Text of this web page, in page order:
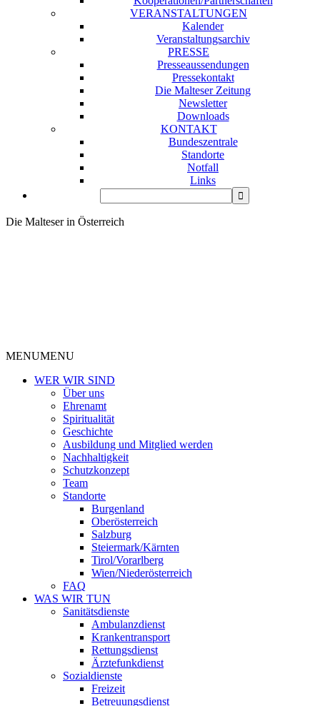
VERANSTALTUNGEN
Kalender
Veranstaltungsarchiv
PRESSE
Presseaussendungen
Pressekontakt
Die Malteser Zeitung
Newsletter
Downloads
KONTAKT
Bundeszentrale
Standorte
Notfall
Links
Die Malteser in Österreich
MENUMENU
WER WIR SIND
Über uns
Ehrenamt
Spiritualität
Geschichte
Ausbildung und Mitglied werden
Nachhaltigkeit
Schutzkonzept
Team
Standorte
Burgenland
Oberösterreich
Salzburg
Steiermark/Kärnten
Tirol/Vorarlberg
Wien/Niederösterreich
FAQ
WAS WIR TUN
Sanitätsdienste
Ambulanzdienst
Krankentransport
Rettungsdienst
Ärztefunkdienst
Sozialdienste
Freizeit
Betreuungsdienst